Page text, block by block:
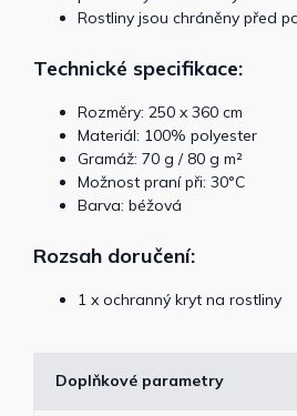
Rostliny jsou chráněny před
Technické specifikace:
Rozměry: 250 x 360 cm
Materiál: 100% polyester
Gramáž: 70 g / 80 g m²
Možnost praní při: 30°C
Barva: béžová
Rozsah doručení:
1 x ochranný kryt na rostliny
Doplňkové parametry